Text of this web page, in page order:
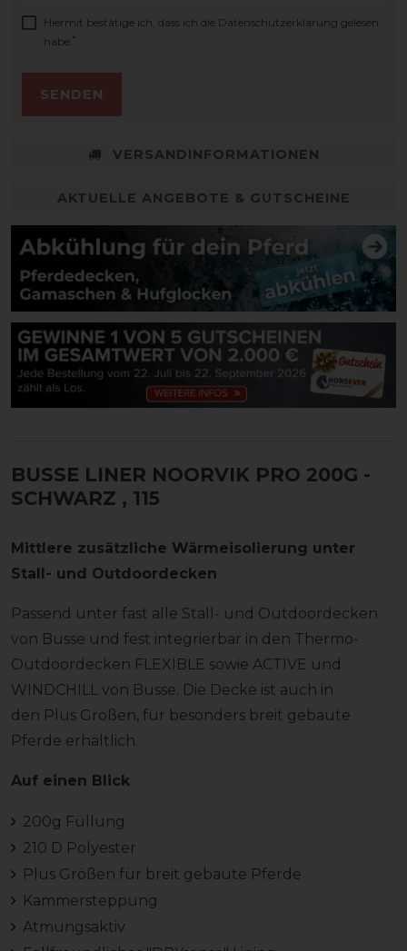
Hiermit bestätige ich, dass ich die Daten­schutz­erklärung gelesen
habe. *
SENDEN
VERSANDINFORMATIONEN
AKTUELLE ANGEBOTE & GUTSCHEINE
BUSSE LINER NOORVIK PRO 200G -
SCHWARZ , 115
Mittlere zusätzliche Wärmeisolierung unter
Stall- und Outdoordecken
Passend unter fast alle Stall- und Outdoordecken
von Busse und fest integrierbar in den Thermo-
Outdoordecken FLEXIBLE sowie ACTIVE und
WINDCHILL von Busse. Die Decke ist auch in
den Plus Größen, für besonders breit gebaute
Pferde erhältlich.
Auf einen Blick
200g Füllung
210 D Polyester
Plus Größen für breit gebaute Pferde
Kammersteppung
Atmungsaktiv